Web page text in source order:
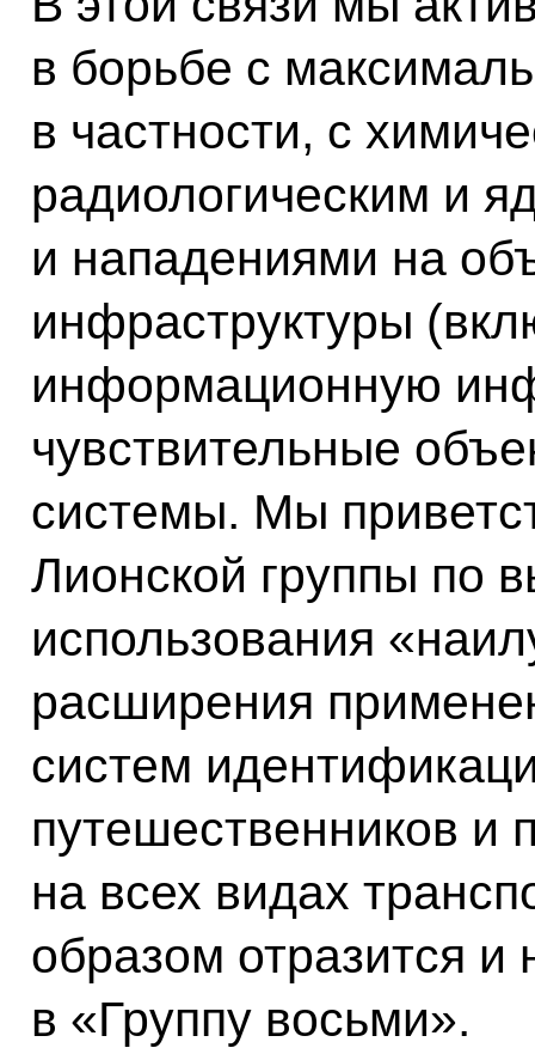
в борьбе с
в частности, с
радиологическим и
и нападениями на
инфраструктуры
информационную
чувствительные
системы. Мы
Лионской группы по
использования
расширения
систем
путешественников и
на всех видах
образом отразится
в «Группу восьми».